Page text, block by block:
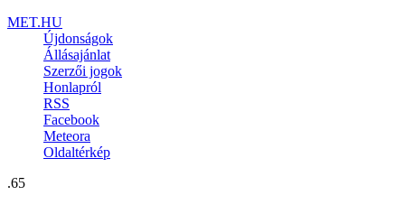
MET.HU
Újdonságok
Állásajánlat
Szerzői jogok
Honlapról
RSS
Facebook
Meteora
Oldaltérkép
.65